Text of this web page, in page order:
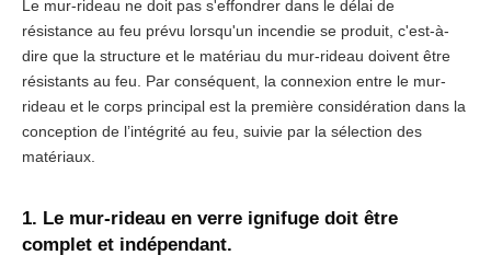
Le mur-rideau ne doit pas s'effondrer dans le délai de
résistance au feu prévu lorsqu'un incendie se produit, c'est-à-
dire que la structure et le matériau du mur-rideau doivent être
résistants au feu. Par conséquent, la connexion entre le mur-
rideau et le corps principal est la première considération dans la
conception de l’intégrité au feu, suivie par la sélection des
matériaux.
1. Le mur-rideau en verre ignifuge doit être
complet et indépendant.